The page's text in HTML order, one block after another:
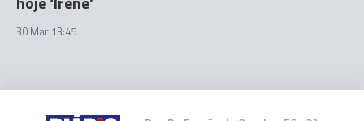
30 Mar 13:45